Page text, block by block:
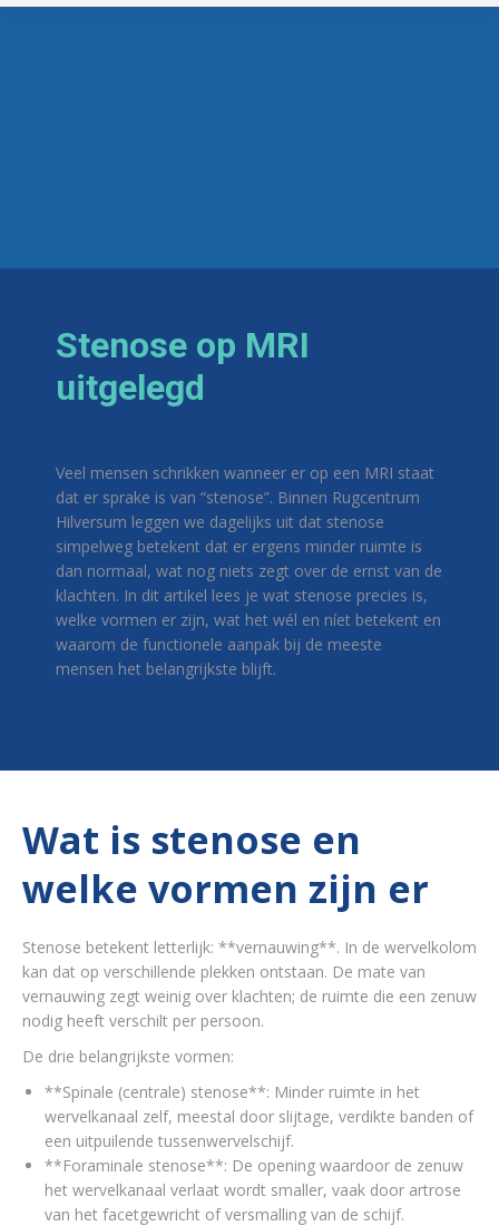
Stenose op MRI
uitgelegd
Veel mensen schrikken wanneer er op een MRI staat
dat er sprake is van “stenose”. Binnen Rugcentrum
Hilversum leggen we dagelijks uit dat stenose
simpelweg betekent dat er ergens minder ruimte is
dan normaal, wat nog niets zegt over de ernst van de
klachten. In dit artikel lees je wat stenose precies is,
welke vormen er zijn, wat het wél en níet betekent en
waarom de functionele aanpak bij de meeste
mensen het belangrijkste blijft.
Wat is stenose en
welke vormen zijn er
Stenose betekent letterlijk: **vernauwing**. In de wervelkolom
kan dat op verschillende plekken ontstaan. De mate van
vernauwing zegt weinig over klachten; de ruimte die een zenuw
nodig heeft verschilt per persoon.
De drie belangrijkste vormen:
**Spinale (centrale) stenose**: Minder ruimte in het
wervelkanaal zelf, meestal door slijtage, verdikte banden of
een uitpuilende tussenwervelschijf.
**Foraminale stenose**: De opening waardoor de zenuw
het wervelkanaal verlaat wordt smaller, vaak door artrose
van het facetgewricht of versmalling van de schijf.